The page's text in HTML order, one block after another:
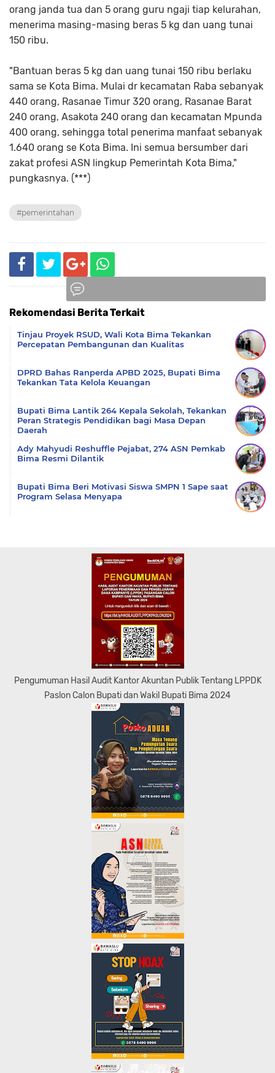
orang janda tua dan 5 orang guru ngaji tiap kelurahan,
menerima masing-masing beras 5 kg dan uang tunai
150 ribu.
"Bantuan beras 5 kg dan uang tunai 150 ribu berlaku
sama se Kota Bima. Mulai dr kecamatan Raba sebanyak
440 orang, Rasanae Timur 320 orang, Rasanae Barat
240 orang, Asakota 240 orang dan kecamatan Mpunda
400 orang, sehingga total penerima manfaat sebanyak
1.640 orang se Kota Bima. Ini semua bersumber dari
zakat profesi ASN lingkup Pemerintah Kota Bima,"
pungkasnya. (***)
#pemerintahan
Rekomendasi Berita Terkait
Tinjau Proyek RSUD, Wali Kota Bima Tekankan
Percepatan Pembangunan dan Kualitas
DPRD Bahas Ranperda APBD 2025, Bupati Bima
Tekankan Tata Kelola Keuangan
Bupati Bima Lantik 264 Kepala Sekolah, Tekankan
Peran Strategis Pendidikan bagi Masa Depan
Daerah
Ady Mahyudi Reshuffle Pejabat, 274 ASN Pemkab
Bima Resmi Dilantik
Bupati Bima Beri Motivasi Siswa SMPN 1 Sape saat
Program Selasa Menyapa
Pengumuman Hasil Audit Kantor Akuntan Publik Tentang LPPDK
Paslon Calon Bupati dan Wakil Bupati Bima 2024